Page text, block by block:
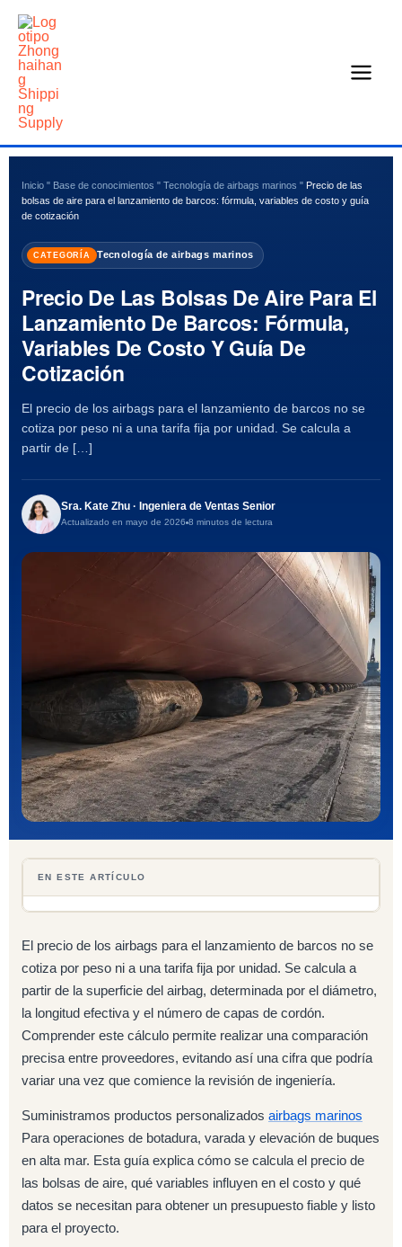
contenido
Inicio " Base de conocimientos " Tecnología de airbags marinos " Precio de las
bolsas de aire para el lanzamiento de barcos: fórmula, variables de costo y guía
de cotización
CATEGORÍA Tecnología de airbags marinos
Precio De Las Bolsas De Aire Para El
Lanzamiento De Barcos: Fórmula,
Variables De Costo Y Guía De
Cotización
El precio de los airbags para el lanzamiento de barcos no se
cotiza por peso ni a una tarifa fija por unidad. Se calcula a
partir de […]
Sra. Kate Zhu · Ingeniera de Ventas Senior
Actualizado en mayo de 2026 8 minutos de lectura
EN ESTE ARTÍCULO
El precio de los airbags para el lanzamiento de barcos no se
cotiza por peso ni a una tarifa fija por unidad. Se calcula a
partir de la superficie del airbag, determinada por el diámetro,
la longitud efectiva y el número de capas de cordón.
Comprender este cálculo permite realizar una comparación
precisa entre proveedores, evitando así una cifra que podría
variar una vez que comience la revisión de ingeniería.
Suministramos productos personalizados airbags marinos
Para operaciones de botadura, varada y elevación de buques
en alta mar. Esta guía explica cómo se calcula el precio de
las bolsas de aire, qué variables influyen en el costo y qué
datos se necesitan para obtener un presupuesto fiable y listo
para el proyecto.